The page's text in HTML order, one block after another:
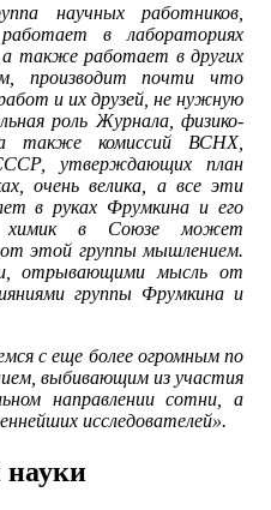
научных работников,
в лабораториях
также работает в других
производит почти что
и их друзей, не нужную
роль Журнала, физико-
а также комиссий ВСНХ,
утверждающих план
очень велика, а все эти
в руках Фрумкина и его
химик в Союзе может
этой группы мышлением.
отрывающими мысль от
группы Фрумкина и
с еще более огромным по
выбивающим из участия
направлении сотни, а
исследователей».